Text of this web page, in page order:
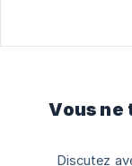
Vous ne
Discutez